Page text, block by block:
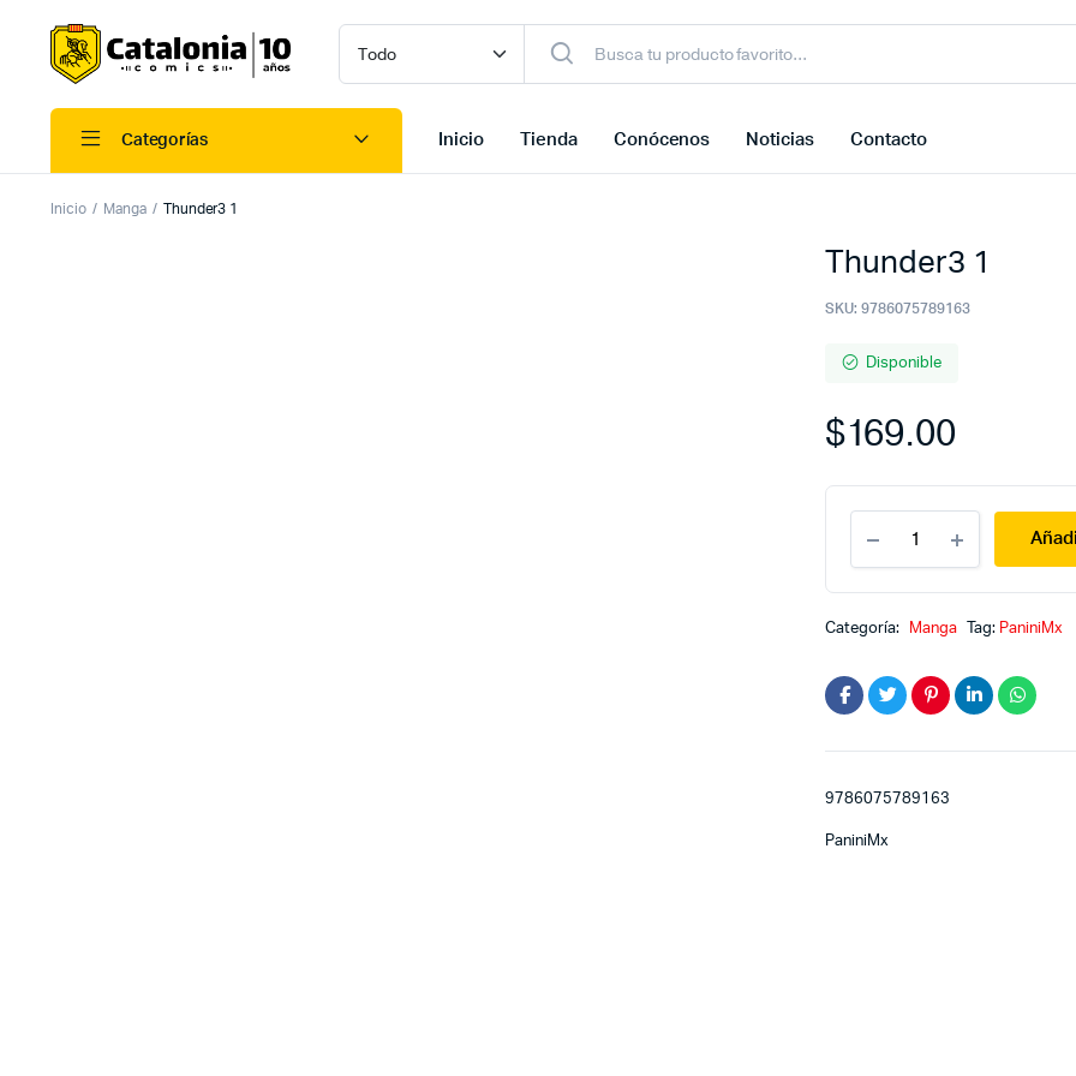
Categorías Inicio Tienda Conócenos Noticias Contacto
Inicio Manga Thunder3 1
Thunder3 1
SKU: 9786075789163
Disponible
$169.00
quantity
Categoría: Manga Tag: PaniniMx
9786075789163
PaniniMx